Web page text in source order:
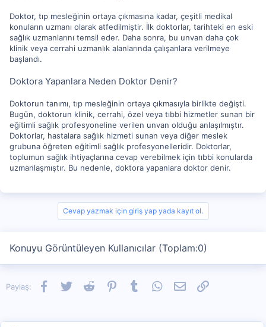
Doktor, tıp mesleğinin ortaya çıkmasına kadar, çeşitli medikal
konuların uzmanı olarak atfedilmiştir. İlk doktorlar, tarihteki en eski
sağlık uzmanlarını temsil eder. Daha sonra, bu unvan daha çok
klinik veya cerrahi uzmanlık alanlarında çalışanlara verilmeye
başlandı.
Doktora Yapanlara Neden Doktor Denir?
Doktorun tanımı, tıp mesleğinin ortaya çıkmasıyla birlikte değişti.
Bugün, doktorun klinik, cerrahi, özel veya tıbbi hizmetler sunan bir
eğitimli sağlık profesyoneline verilen unvan olduğu anlaşılmıştır.
Doktorlar, hastalara sağlık hizmeti sunan veya diğer meslek
grubuna öğreten eğitimli sağlık profesyonelleridir. Doktorlar,
toplumun sağlık ihtiyaçlarına cevap verebilmek için tıbbi konularda
uzmanlaşmıştır. Bu nedenle, doktora yapanlara doktor denir.
Cevap yazmak için giriş yap yada kayıt ol.
Konuyu Görüntüleyen Kullanıcılar (Toplam:0)
Paylaş: Facebook
TwitterReddit PinterestTumblrWhatsApp
E-postaLink